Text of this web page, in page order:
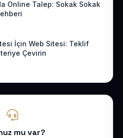
Online Talep: Sokak Sokak
İçin Web Sitesi: Teklif
Çevirin
mu var?